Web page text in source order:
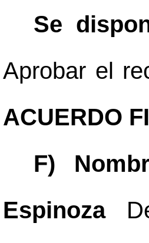
Se
Aprobar el
ACUERDO
F)
Espinoza